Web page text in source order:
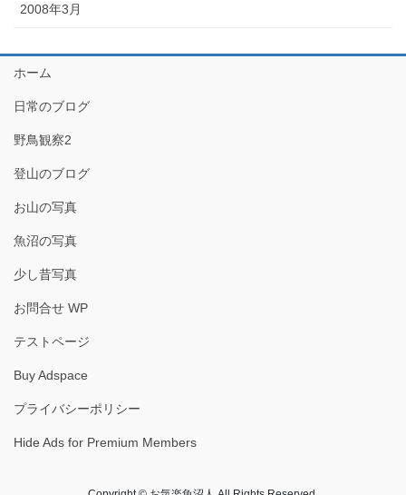
2008年3月
ホーム
日常のブログ
野鳥観察2
登山のブログ
お山の写真
魚沼の写真
少し昔写真
お問合せ WP
テストページ
Buy Adspace
プライバシーポリシー
Hide Ads for Premium Members